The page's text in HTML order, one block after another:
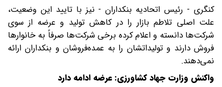
کنگری - رئیس اتحادیه بنکداران - نیز با تایید این وضعیت،
علت اصلی تلاطم بازار را در کاهش تولید و عرضه از سوی
شرکت‌ها دانسته و اعلام کرده برخی شرکت‌ها صرفاً به خانوارها
فروش دارند و تولیداتشان را به عمده‌فروشان و بنکداران ارائه
نمی‌دهند.
واکنش وزارت جهاد کشاورزی: عرضه ادامه دارد